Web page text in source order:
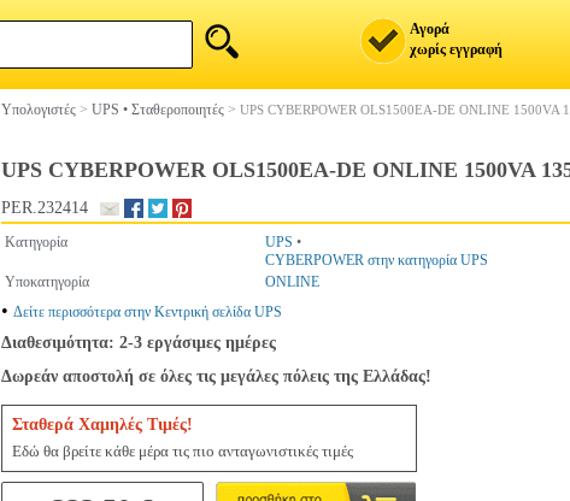
Αγορά
χωρίς εγγραφή
Υπολογιστές > UPS • Σταθεροποιητές > UPS CYBERPOWER OLS1500EA-DE ONLINE 1500VA
UPS CYBERPOWER OLS1500EA-DE ONLINE 1500VA
PER.232414
Κατηγορία UPS •
CYBERPOWER στην κατηγορία UPS
Υποκατηγορία
ONLINE
• Δείτε περισσότερα στην Κεντρική σελίδα UPS
Διαθεσιμότητα: 2-3 εργάσιμες ημέρες
Δωρεάν αποστολή σε όλες τις μεγάλες πόλεις της Ελλάδας!
Σταθερά Χαμηλές Τιμές!
Εδώ θα βρείτε κάθε μέρα τις πιο ανταγωνιστικές τιμές